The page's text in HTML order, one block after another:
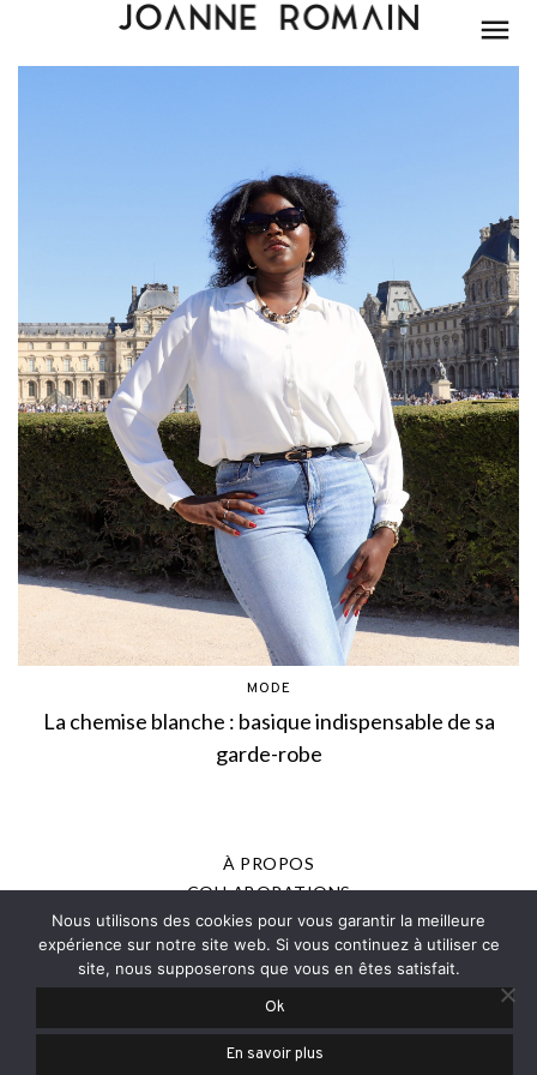
MODE
La chemise blanche : basique indispensable de sa
garde-robe
À PROPOS
COLLABORATIONS
MENTIONS LÉGALES
POLITIQUE DE CONFIDENTIALITÉ
PRESSE
© 2013-2025 - JOANNE ROMAIN, TOUS DROITS RÉSERVÉS
Nous utilisons des cookies pour vous garantir la meilleure
expérience sur notre site web. Si vous continuez à utiliser ce
site, nous supposerons que vous en êtes satisfait.
Ok
En savoir plus